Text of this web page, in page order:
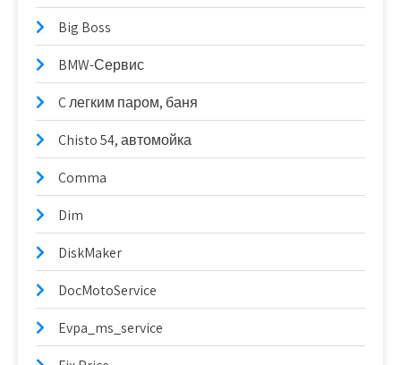
Big Boss
BMW-Сервис
C легким паром, баня
Chisto 54, автомойка
Comma
Dim
DiskMaker
DocMotoService
Evpa_ms_service